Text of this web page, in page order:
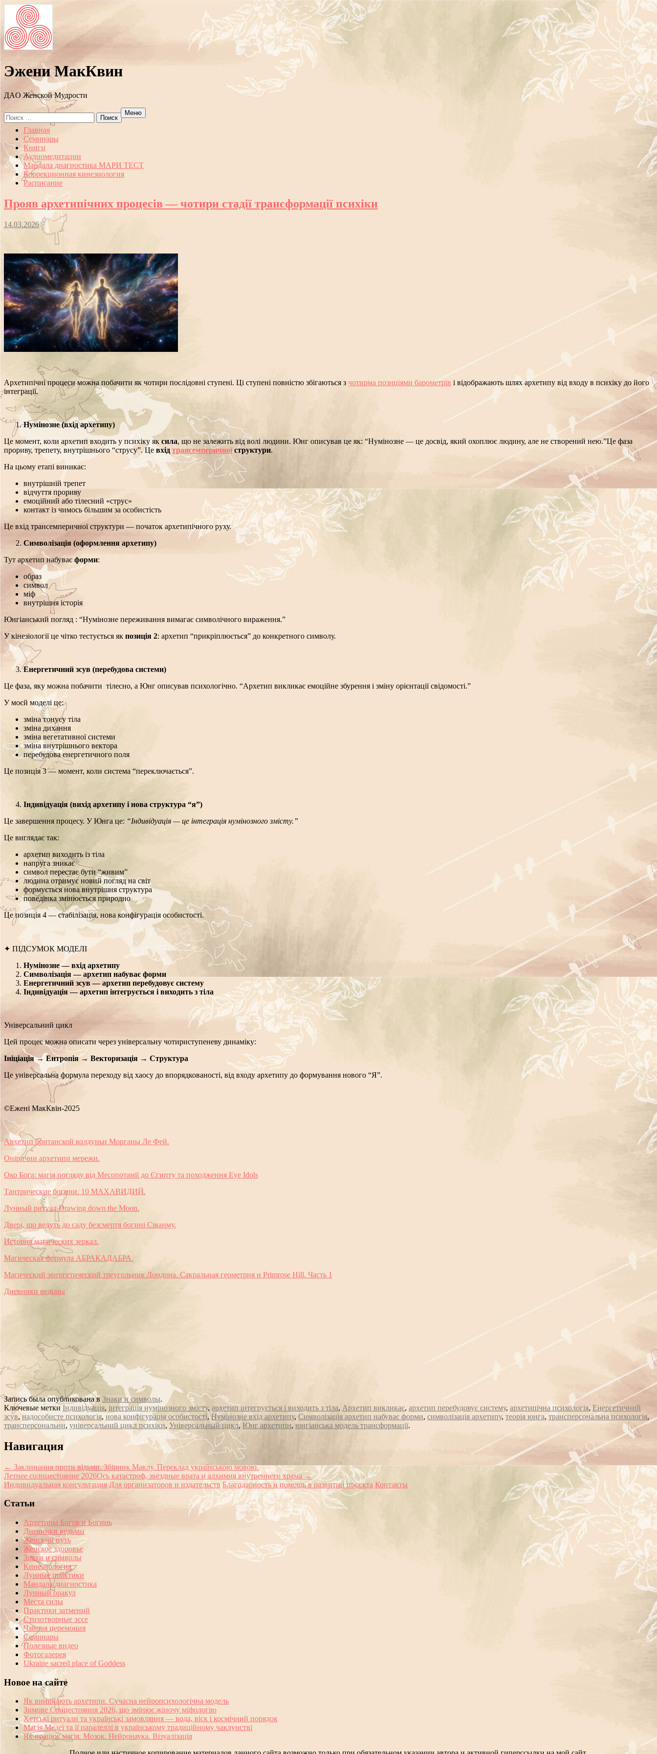
Эжени МакКвин
ДAO Женской Мудрости
Search
for:
Меню
Перейти
содержанию
Главная
Семинары
Книги
Аудиомедитации
Мандала диагностика МАРИ ТЕСТ
Коррекционная кинезиология
Расписание
Прояв архетипічних процесів — чотири стадії трансформації психіки
14.03.2026
Архетипічні процеси можна побачити як чотири послідовні ступені. Ці ступені повністю збігаються з чотирма позиціями барометрів і відображають шлях архетипу від входу в психіку до його
інтеграції.
Нумінозне (вхід архетипу)
Це момент, коли архетип входить у психіку яксила, що не залежить від волі людини. Юнг описував це як: “Нумінозне — це досвід, який охоплює людину, але не створений нею.”Це фаза
прориву, трепету, внутрішнього “струсу”. Це вхід трансемперичноїструктури.
На цьому етапі виникає:
внутрішній трепет
відчуття прориву
емоційний або тілесний «струс»
контакт із чимось більшим за особистість
Це вхід трансемперичної структури — початок архетипічного руху.
Символізація (оформлення архетипу)
Тут архетип набуває форми:
образ
символ
міф
внутрішня історія
Юнгіанський погляд : “Нумінозне переживання вимагає символічного вираження.”
У кінезіології це чітко тестується як позиція 2: архетип “прикріплюється” до конкретного символу.
Енергетичний зсув (перебудова системи)
Це фаза, яку можна побачити тілесно, а Юнг описував психологічно. “Архетип викликає емоційне збурення і зміну орієнтації свідомості.”
У моєй моделі це:
зміна тонусу тіла
зміна дихання
зміна вегетативної системи
зміна внутрішнього вектора
перебудова енергетичного поля
Це позиція 3— момент, коли система “переключається”.
Індивідуація (вихід архетипу і нова структура “я”)
Це завершення процесу. У Юнга це: “Індивідуація — це інтеграція нумінозного змісту.”
Це виглядає так:
архетип виходить із тіла
напруга зникає
символ перестає бути “живим”
людина отримує новий погляд на світ
формується нова внутрішня структура
поведінка змінюється природно
Цепозиція 4— стабілізація, нова конфігурація особистості.
✦ ПІДСУМОК МОДЕЛІ
Нумінозне — вхід архетипу
Символізація — архетип набуває форми
Енергетичний зсув — архетип перебудовує систему
Індивідуація — архетип інтегрується і виходить з тіла
Універсальний цикл
Цей процес можна описати через універсальну чотириступеневу динаміку:
Ініціація → Ентропія → Векторизація → Структура
Це універсальна формула переходу від хаосу до впорядкованості, від входу архетипу до формування нового “Я”.
©Ежені МакКвін-2025
Архетип британской колдуньи Морганы Ле Фей.
Онірични архетипи мережи.
Око Бога: магія погляду від Месопотамії до Єгипту та походження Eye Idols
Тантрические богини. 10 МАХАВИДИЙ.
Лунный ритуал Drawing down the Moon.
Двері, що ведуть до саду безсмертя богині Сіванму.
История магических зеркал.
Магическая формула АБРАКАДАБРА.
Магический энергетический треугольник Лондона. Сакральная геометрия и Primrose Hill. Часть 1
Дневники ведьмы
Запись была опубликована в Знаки и символы.
Ключевые меткиІндивідуація, інтеграція нумінозного змісту, архетип інтегрується і виходить з тіла, Архетип викликає, архетип перебудовує систему, архетипічна психологія, Енергетичний
зсув, надособисте психологія, нова конфігурація особистості,Нумінозне вхід архетипу, Символізація архетип набуває форми, символізація архетипу, теорія юнга, трансперсональна психологія,
трансперсональни, універсальний цикл психіки, Універсальный цикл, Юнг архетипи, юнгіанська модель трансформації.
Сообщение
Навигация
← Заклинання проти відьми. Збірник Маклу. Переклад українською мовою.
Летнее солнцестояние 2026Ось катастроф, звёздные врата и алхимия внутреннего храма →
Индивидуальная консультация Для организаторов и издательств Благодарность и помощь в развитии проекта Контакты
Статьи
Архетипы Богов и Богинь
Дневники ведьмы
Женский путь
Женское здоровье
Знаки и символы
Кинезиология
Лунные практики
Мандала диагностика
Лунный оракул
Места силы
Практики затмений
Стихотворные эссе
Чайная церемония
Семинары
Полезные видео
Фотогалерея
Ukraine sacred place of Goddess
Новое на сайте
Як виникають архетипи. Сучасна нейропсихологічна модель
Зимове Сонцестояння 2026, що змінює жіночу міфологію
Хетські ритуали та українські замовляння — вода, віск і космічний порядок
Магія Медеї та її паралеллі в українському традиційному чаклунстві
Як працює магія. Мозок. Нейронаука. Візуалізація